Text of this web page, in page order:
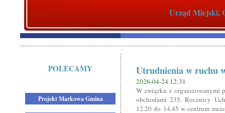
Urząd Miejski,
POLECAMY
Projekt Markowa Gmina
Utrudnienia w ruchu
2026-04-24 12:31
W związku z organizowanymi
obchodami 235. Rocznicy
12.20 do 14.45 w centrum